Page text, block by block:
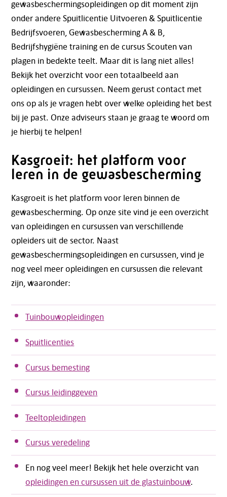
gewasbeschermingsopleidingen op dit moment zijn
onder andere Spuitlicentie Uitvoeren & Spuitlicentie
Bedrijfsvoeren, Gewasbescherming A & B,
Bedrijfshygiëne training en de cursus Scouten van
plagen in bedekte teelt. Maar dit is lang niet alles!
Bekijk het overzicht voor een totaalbeeld aan
opleidingen en cursussen. Neem gerust contact met
ons op als je vragen hebt over welke opleiding het best
bij je past. Onze adviseurs staan je graag te woord om
je hierbij te helpen!
Kasgroeit: het platform voor
leren in de gewasbescherming
Kasgroeit is het platform voor leren binnen de
gewasbescherming. Op onze site vind je een overzicht
van opleidingen en cursussen van verschillende
opleiders uit de sector. Naast
gewasbeschermingsopleidingen en cursussen, vind je
nog veel meer opleidingen en cursussen die relevant
zijn, waaronder:
Tuinbouwopleidingen
Spuitlicenties
Cursus bemesting
Cursus leidinggeven
Teeltopleidingen
Cursus veredeling
En nog veel meer! Bekijk het hele overzicht van
opleidingen en cursussen uit de glastuinbouw.